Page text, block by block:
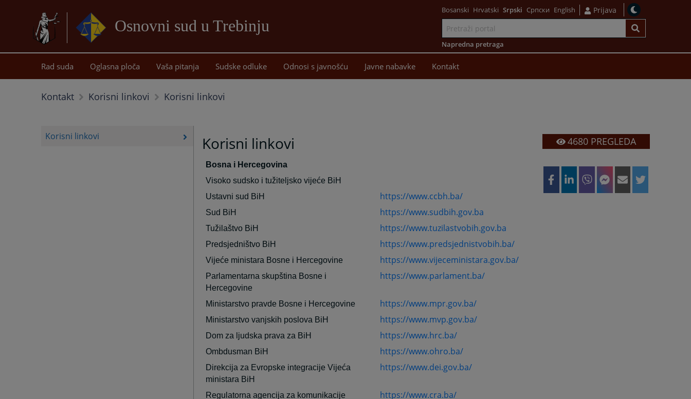
Osnovni sud u Trebinju
sadržaj
Bosanski Hrvatski Srpski Српски English Prijava
Napredna pretraga
Rad suda Oglasna ploča Vaša pitanja Sudske odluke Odnosi s javnošću Javne nabavke Kontakt
Kontakt Korisni linkovi Korisni linkovi
Korisni linkovi Korisni linkovi
Bosna i Hercegovina
Visoko sudsko i tužiteljsko vijeće BiH
Ustavni sud BiH
https://www.ccbh.ba/
Sud BiH https://www.sudbih.gov.ba
Tužilaštvo BiH https://www.tuzilastvobih.gov.ba
Predsjedništvo BiH https://www.predsjednistvobih.ba/
Vijeće ministara Bosne i Hercegovine https://www.vijeceministara.gov.ba/
Parlamentarna skupština Bosne i
Hercegovine
https://www.parlament.ba/
Ministarstvo pravde Bosne i Hercegovine https://www.mpr.gov.ba/
Ministarstvo vanjskih poslova BiH https://www.mvp.gov.ba/
Dom za ljudska prava za BiH https://www.hrc.ba/
Ombdusman BiH https://www.ohro.ba/
Direkcija za Evropske integracije Vijeća
ministara BiH
https://www.dei.gov.ba/
Regulatorna agencija za komunikacije https://www.cra.ba/
4680 PREGLEDA